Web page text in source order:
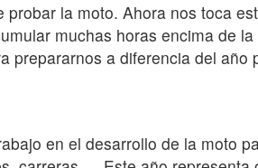
probar la moto. Ahora nos toca
muchas horas encima de
prepararnos a diferencia del
en el desarrollo de la moto